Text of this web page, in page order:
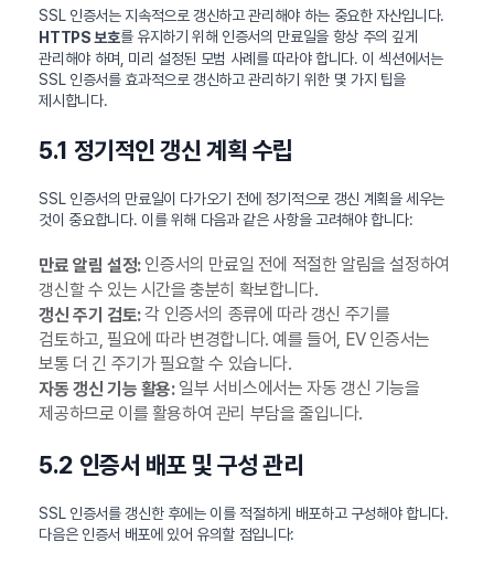
SSL 인증서는 지속적으로 갱신하고 관리해야 하는 중요한 자산입니다.
HTTPS 보호를 유지하기 위해 인증서의 만료일을 항상 주의 깊게
관리해야 하며, 미리 설정된 모범 사례를 따라야 합니다. 이 섹션에서는
SSL 인증서를 효과적으로 갱신하고 관리하기 위한 몇 가지 팁을
제시합니다.
5.1 정기적인 갱신 계획 수립
SSL 인증서의 만료일이 다가오기 전에 정기적으로 갱신 계획을 세우는
것이 중요합니다. 이를 위해 다음과 같은 사항을 고려해야 합니다:
만료 알림 설정:인증서의 만료일 전에 적절한 알림을 설정하여
갱신할 수 있는 시간을 충분히 확보합니다.
갱신 주기 검토:각 인증서의 종류에 따라 갱신 주기를
검토하고, 필요에 따라 변경합니다. 예를 들어, EV 인증서는
보통 더 긴 주기가 필요할 수 있습니다.
자동 갱신 기능 활용:일부 서비스에서는 자동 갱신 기능을
제공하므로 이를 활용하여 관리 부담을 줄입니다.
5.2 인증서 배포 및 구성 관리
SSL 인증서를 갱신한 후에는 이를 적절하게 배포하고 구성해야 합니다.
다음은 인증서 배포에 있어 유의할 점입니다: